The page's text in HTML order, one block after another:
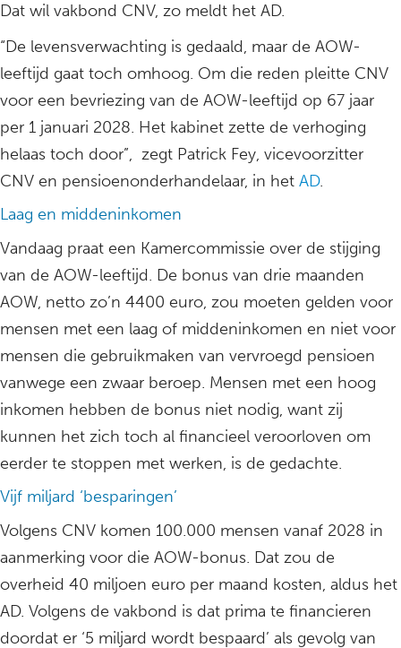
Dat wil vakbond CNV, zo meldt het AD.
“De levensverwachting is gedaald, maar de AOW-
leeftijd gaat toch omhoog. Om die reden pleitte CNV
voor een bevriezing van de AOW-leeftijd op 67 jaar
per 1 januari 2028. Het kabinet zette de verhoging
helaas toch door”, zegt Patrick Fey, vicevoorzitter
CNV en pensioenonderhandelaar, in het AD.
Laag en middeninkomen
Vandaag praat een Kamercommissie over de stijging
van de AOW-leeftijd. De bonus van drie maanden
AOW, netto zo’n 4400 euro, zou moeten gelden voor
mensen met een laag of middeninkomen en niet voor
mensen die gebruikmaken van vervroegd pensioen
vanwege een zwaar beroep. Mensen met een hoog
inkomen hebben de bonus niet nodig, want zij
kunnen het zich toch al financieel veroorloven om
eerder te stoppen met werken, is de gedachte.
Vijf miljard ‘besparingen’
Volgens CNV komen 100.000 mensen vanaf 2028 in
aanmerking voor die AOW-bonus. Dat zou de
overheid 40 miljoen euro per maand kosten, aldus het
AD. Volgens de vakbond is dat prima te financieren
doordat er ‘5 miljard wordt bespaard’ als gevolg van